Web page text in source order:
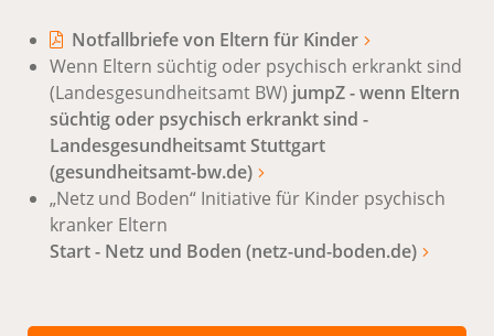
Notfallbriefe von Eltern für Kinder
Wenn Eltern süchtig oder psychisch erkrankt sind
(Landesgesundheitsamt BW) jumpZ - wenn Eltern
süchtig oder psychisch erkrankt sind -
Landesgesundheitsamt Stuttgart
(gesundheitsamt-bw.de)
„Netz und Boden“ Initiative für Kinder psychisch
kranker Eltern
Start - Netz und Boden (netz-und-boden.de)